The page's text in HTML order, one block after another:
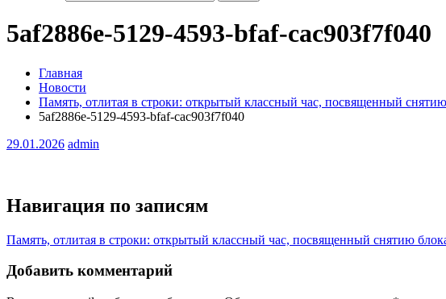
5af2886e-5129-4593-bfaf-cac903f7f040
Главная
Новости
Память, отлитая в строки: открытый классный час, посвященный
5af2886e-5129-4593-bfaf-cac903f7f040
29.01.2026 admin
Навигация по записям
Память, отлитая в строки: открытый классный час, посвященный снятию
Добавить комментарий